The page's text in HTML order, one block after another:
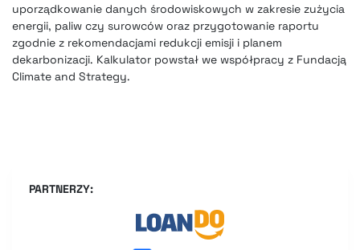
uporządkowanie danych środowiskowych w zakresie zużycia
energii, paliw czy surowców oraz przygotowanie raportu
zgodnie z rekomendacjami redukcji emisji i planem
dekarbonizacji. Kalkulator powstał we współpracy z Fundacją
Climate and Strategy.
PARTNERZY: